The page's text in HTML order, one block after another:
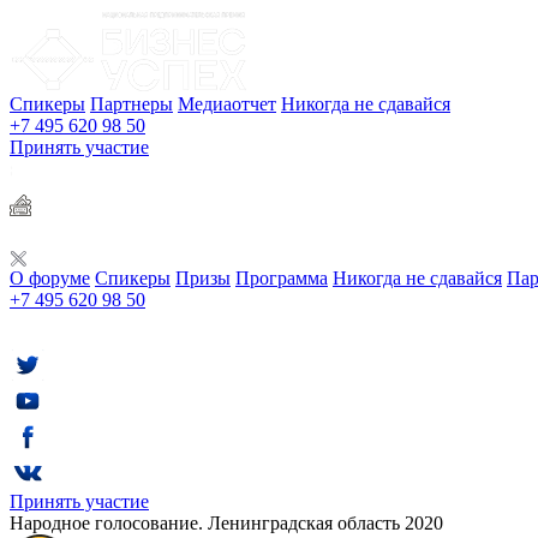
Спикеры Партнеры Медиаотчет Никогда не сдавайся
+7 495 620 98 50
Принять участие
О форуме Спикеры Призы Программа Никогда не сдавайся
+7 495 620 98 50
Принять участие
Народное голосование. Ленинградская область 2020